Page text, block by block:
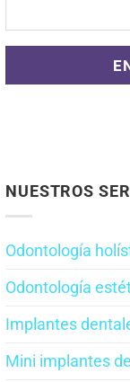
NUESTROS
Odontología
Odontología
Implantes
Mini implantes